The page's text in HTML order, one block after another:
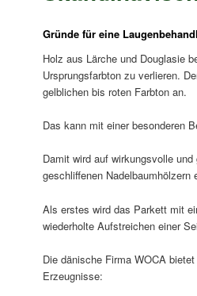
Gründe für eine
Holz aus Lärche und Douglasie
Ursprungsfarbton zu verlieren.
gelblichen bis roten Farbton an.
Das kann mit einer besonderen
Damit wird auf wirkungsvolle
geschliffenen Nadelbaumhölzern
Als erstes wird das Parkett mit
wiederholte Aufstreichen einer
Die dänische Firma WOCA
Erzeugnisse: